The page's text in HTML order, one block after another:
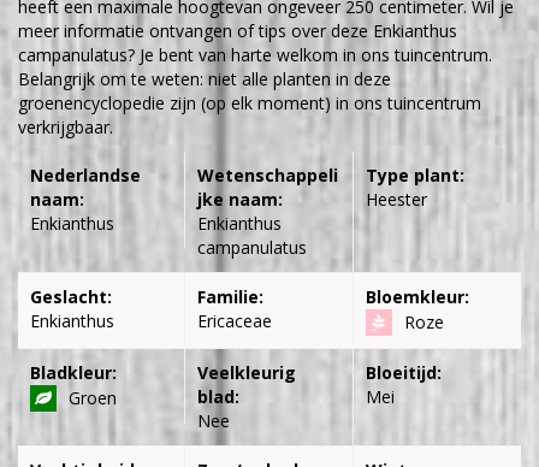
heeft een maximale hoogtevan ongeveer 250 centimeter. Wil je
meer informatie ontvangen of tips over deze Enkianthus
campanulatus? Je bent van harte welkom in ons tuincentrum.
Belangrijk om te weten: niet alle planten in deze
groenencyclopedie zijn (op elk moment) in ons tuincentrum
verkrijgbaar.
Nederlandse
naam:
Enkianthus
Wetenschappeli
jke naam:
Enkianthus
campanulatus
Type plant:
Heester
Geslacht:
Enkianthus
Familie:
Ericaceae
Bloemkleur:
Roze
Bladkleur:
Groen
Veelkleurig
blad:
Nee
Bloeitijd:
Mei